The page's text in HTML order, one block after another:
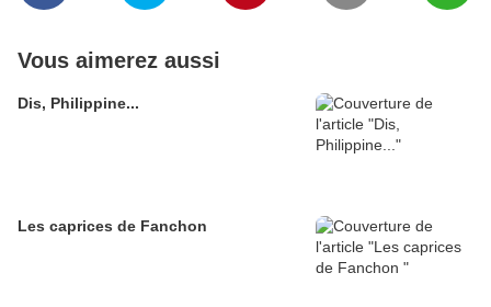
Vous aimerez aussi
Dis, Philippine...
Les caprices de Fanchon